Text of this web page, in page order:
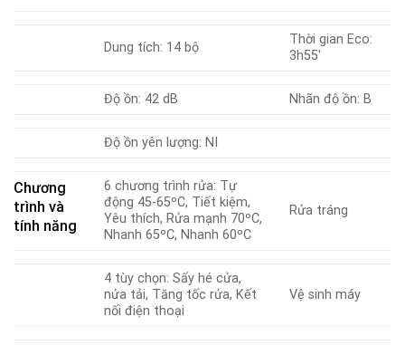
Dung tích: 14 bộ
Thời gian Eco:
3h55′
Độ ồn: 42 dB Nhãn độ ồn: B
Độ ồn yên lượng: NI
Chương
trình và
tính năng
6 chương trình rửa: Tự
động 45-65ºC, Tiết kiệm,
Yêu thích, Rửa mạnh 70ºC,
Nhanh 65ºC, Nhanh 60ºC
Rửa tráng
4 tùy chọn: Sấy hé cửa,
nửa tải, Tăng tốc rửa, Kết
nối điện thoại
Vệ sinh máy